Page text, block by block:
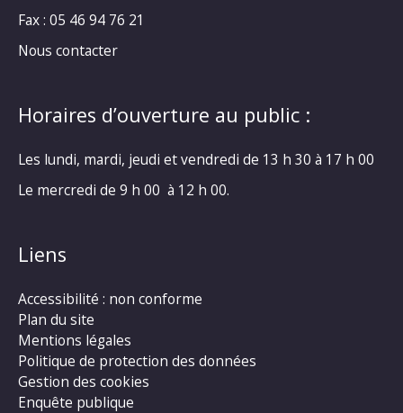
Fax : 05 46 94 76 21
Nous contacter
Horaires d’ouverture au public :
Les lundi, mardi, jeudi et vendredi de 13 h 30 à 17 h 00
Le mercredi de 9 h 00 à 12 h 00.
Liens
Accessibilité : non conforme
Plan du site
Mentions légales
Politique de protection des données
Gestion des cookies
Enquête publique